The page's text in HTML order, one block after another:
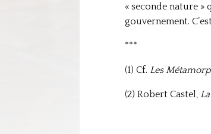
« seconde nature
gouvernement.
***
(1) Cf. Les
(2) Robert Castel,